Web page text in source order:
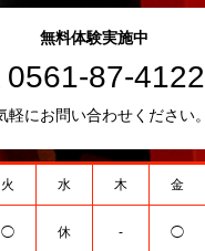
無料体験実施中
0561-87-4122
軽にお問い合わせください。
火 水 木 金
◯ 休 - ◯